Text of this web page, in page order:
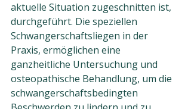
aktuelle Situation zugeschnitten ist,
durchgeführt. Die speziellen
Schwangerschaftsliegen in der
Praxis, ermöglichen eine
ganzheitliche Untersuchung und
osteopathische Behandlung, um die
schwangerschaftsbedingten